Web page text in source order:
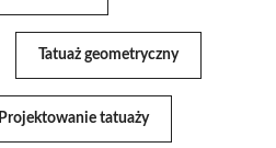
Tatuaż geometryczny
Projektowanie tatuaży